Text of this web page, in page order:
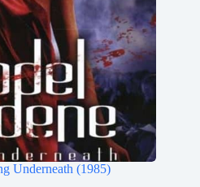
Underneath (1985)